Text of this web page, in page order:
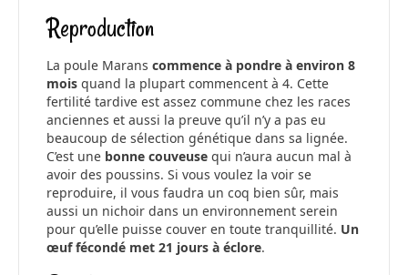
Reproduction
La poule Marans commence à pondre à environ 8
mois quand la plupart commencent à 4. Cette
fertilité tardive est assez commune chez les races
anciennes et aussi la preuve qu’il n’y a pas eu
beaucoup de sélection génétique dans sa lignée.
C’est une bonne couveuse qui n’aura aucun mal à
avoir des poussins. Si vous voulez la voir se
reproduire, il vous faudra un coq bien sûr, mais
aussi un nichoir dans un environnement serein
pour qu’elle puisse couver en toute tranquillité. Un
œuf fécondé met 21 jours à éclore.